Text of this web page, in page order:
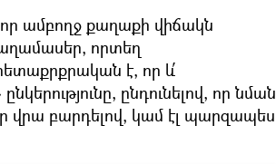
ամբողջ քաղաքի վիճակն
որտեղ
է, որ և՛
ընդունելով, որ նման
վրա բարդելով, կամ էլ պարզապես